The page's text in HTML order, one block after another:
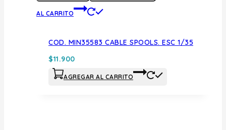
AL CARRITO
COD. MIN35583 CABLE SPOOLS. ESC 1/35
$11.900
AGREGAR AL CARRITO